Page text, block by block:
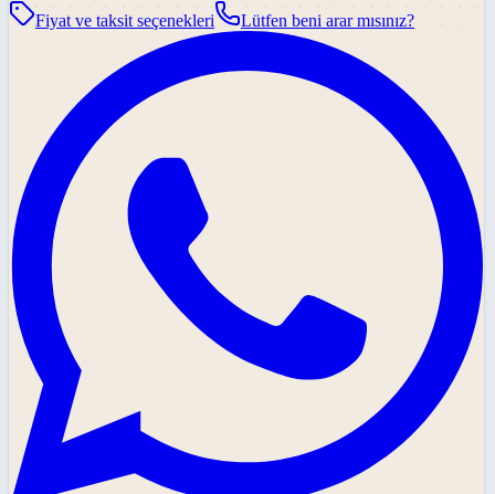
Fiyat ve taksit seçenekleri
Lütfen beni arar mısınız?